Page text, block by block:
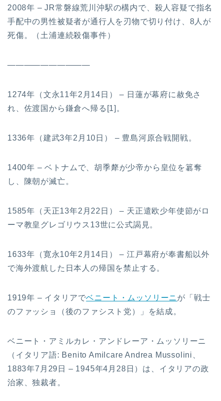
2008年 – JR常磐線荒川沖駅の構内で、殺人容疑で指名
手配中の男性被疑者が通行人を刃物で切り付け、8人が
死傷。（土浦連続殺傷事件）
——————————
1274年（文永11年2月14日） – 日蓮が幕府に赦免さ
れ、佐渡国から鎌倉へ帰る[1]。
1336年（建武3年2月10日） – 豊島河原合戦開戦。
1400年 – ベトナムで、胡季犛が少帝から皇位を簒奪
し、陳朝が滅亡。
1585年（天正13年2月22日） – 天正遣欧少年使節がロ
ーマ教皇グレゴリウス13世に公式謁見。
1633年（寛永10年2月14日） – 江戸幕府が奉書船以外
で海外渡航した日本人の帰国を禁止する。
1919年 – イタリアでベニート・ムッソリーニが「戦士
のファッショ（後のファシスト党）」を結成。
ベニート・アミルカレ・アンドレーア・ムッソリーニ
（イタリア語: Benito Amilcare Andrea Mussolini、
1883年7月29日 – 1945年4月28日）は、イタリアの政
治家、独裁者。